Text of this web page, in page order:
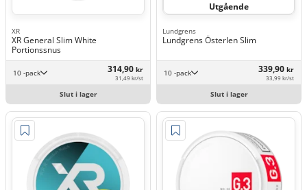
XR
XR General Slim White
Portionssnus
10 -pack 314,90 kr
31,49 kr/st
Slut i lager
Utgående
Lundgrens
Lundgrens Österlen Slim
10 -pack 339,90 kr
33,99 kr/st
Slut i lager